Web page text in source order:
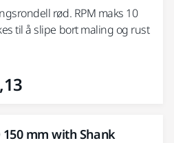
rød. RPM maks 10
til å slipe bort maling og rust
150 mm with Shank